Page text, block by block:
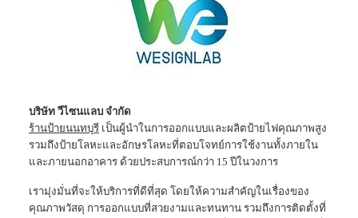
บริษัท วีไซนแลบ จำกัด
ร้านป้ายนนทบุรีเป็นผู้นำในการออกแบบและผลิตป้ายไฟคุณภาพสูง
รวมถึงป้ายโลหะและอักษรโลหะที่ตอบโจทย์การใช้งานทั้งภายใน
และภายนอกอาคาร ด้วยประสบการณ์กว่า 15 ปีในวงการ
เรามุ่งมั่นที่จะให้บริการที่ดีที่สุด โดยให้ความสำคัญในเรื่องของ
คุณภาพวัสดุ การออกแบบที่สวยงามและทนทาน รวมถึงการติดตั้งที่